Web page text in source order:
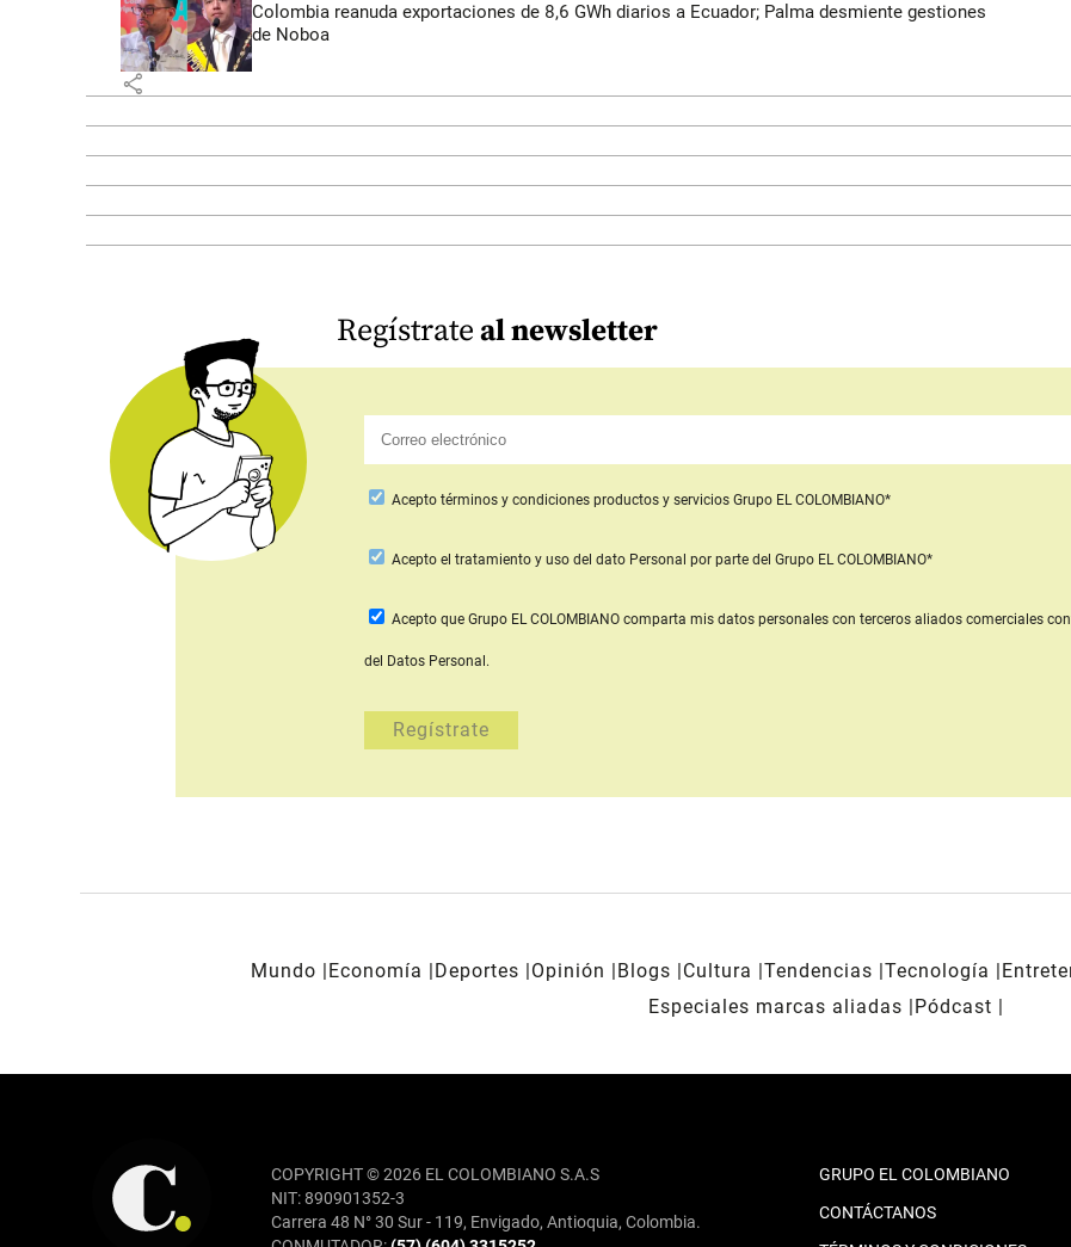
Colombia reanuda exportaciones de 8,6 GWh diarios a Ecuador; Palma desmiente gestiones
de Noboa
share
Regístrateal newsletter
Acepto términos y condiciones productos y servicios Grupo EL COLOMBIANO*
Aceptoel tratamiento y uso del dato Personal por parte del Grupo EL COLOMBIANO*
Acepto que Grupo EL COLOMBIANO comparta mis datos personales con terceros aliados comerciales
del Datos Personal.
Mundo Economía Deportes Opinión Blogs Cultura Tendencias Tecnología
Especiales marcas aliadas
Pódcast
COPYRIGHT © 2026 EL COLOMBIANO S.A.S
NIT: 890901352-3
Carrera 48 N° 30 Sur - 119, Envigado, Antioquia, Colombia.
GRUPO EL COLOMBIANO
CONTÁCTANOS